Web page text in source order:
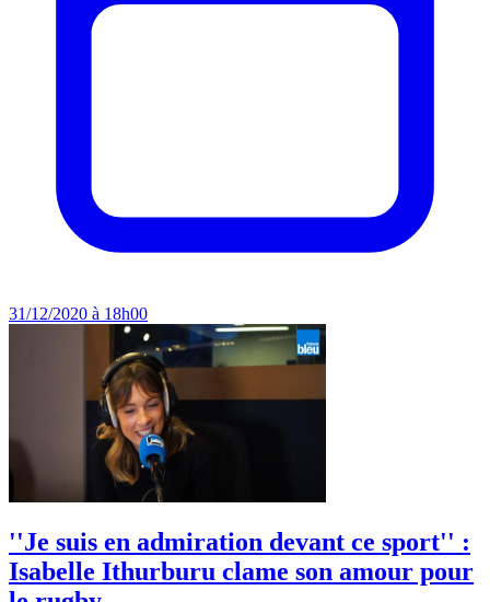
31/12/2020 à 18h00
''Je suis en admiration devant ce sport'' :
Isabelle Ithurburu clame son amour pour